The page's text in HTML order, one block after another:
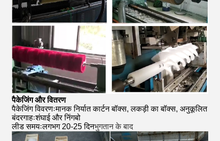
पैकेजिंग और वितरण
पैकेजिंग विवरणःमानक निर्यात कार्टन बॉक्स, लकड़ी का बॉक्स, अनुकूलित
बंदरगाहःशंघाई और निंगबो
लीड समयःलगभग 20-25 दिनभुगतान के बाद